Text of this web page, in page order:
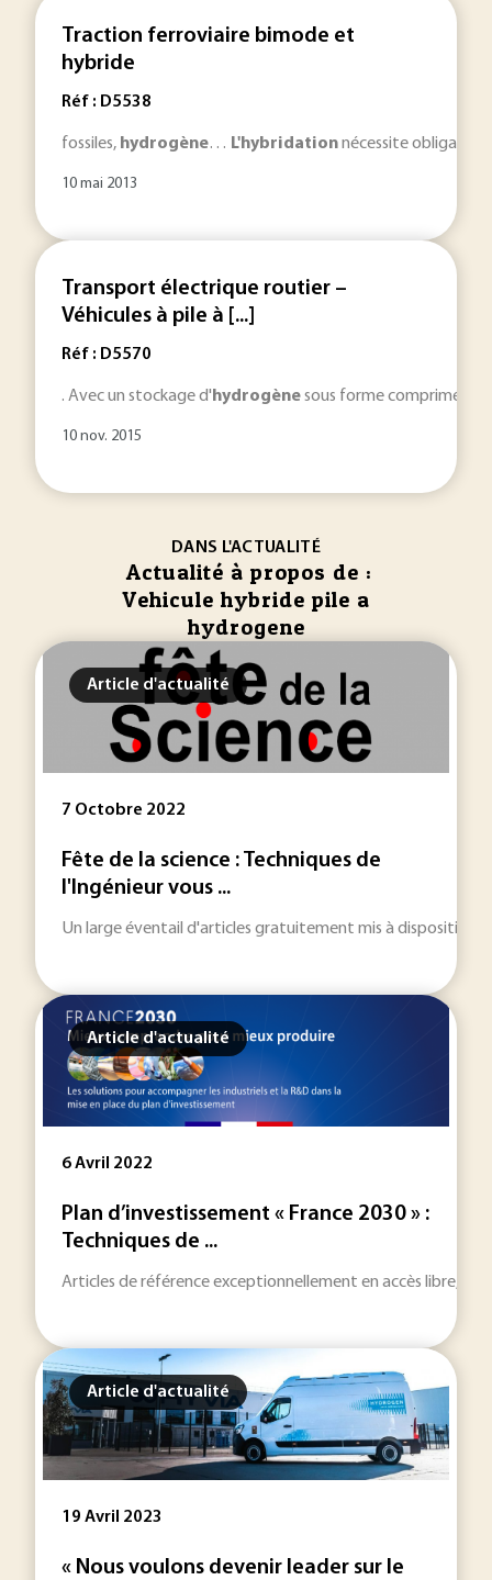
Traction ferroviaire bimode et
hybride
Réf : D5538
fossiles, hydrogène… L'hybridationnécessite
10 mai 2013
Transport électrique routier –
Véhicules à pile à [...]
Réf : D5570
. Avec un stockage d' hydrogènesous forme comprimée à
10 nov. 2015
DANS L'ACTUALITÉ
Actualité à propos de :
Vehicule hybride pile a
hydrogene
Article d'actualité
7 Octobre 2022
Fête de la science : Techniques de
l'Ingénieur vous ...
Un large éventail d'articles gratuitement mis à disposition
Article d'actualité
6 Avril 2022
Plan d’investissement « France 2030 » :
Techniques de ...
Articles de référence exceptionnellement en accès libre,
Article d'actualité
19 Avril 2023
« Nous voulons devenir leader sur le